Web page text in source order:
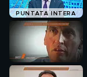
PUNTATA INTERA